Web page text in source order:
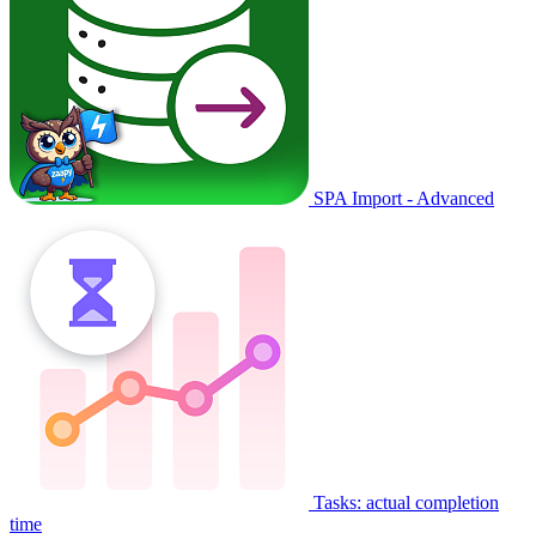
SPA Import - Advanced
Tasks: actual completion
time